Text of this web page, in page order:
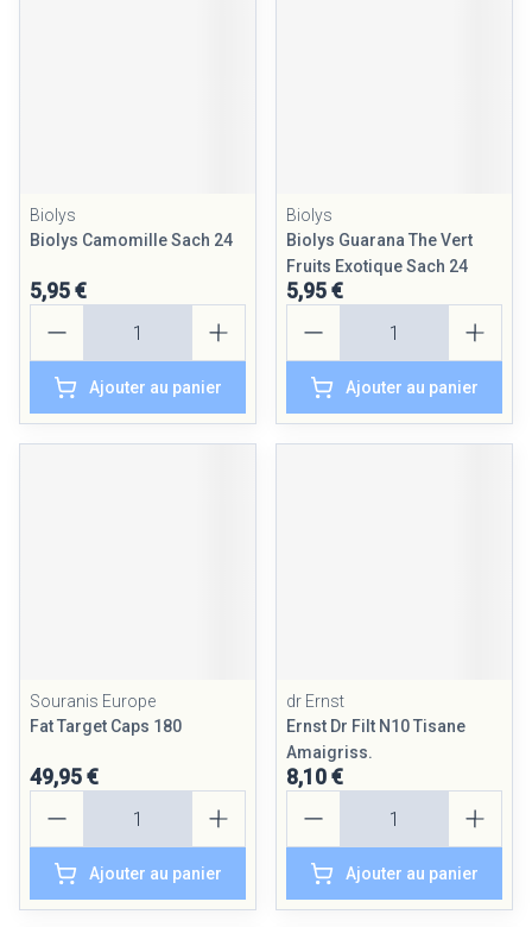
Biolys
Biolys Camomille Sach 24
5,95 €
Ajouter au panier
Biolys
Biolys Guarana The Vert
Fruits Exotique Sach 24
5,95 €
Ajouter au panier
Souranis Europe
Fat Target Caps 180
49,95 €
Ajouter au panier
dr Ernst
Ernst Dr Filt N10 Tisane
Amaigriss.
8,10 €
Ajouter au panier